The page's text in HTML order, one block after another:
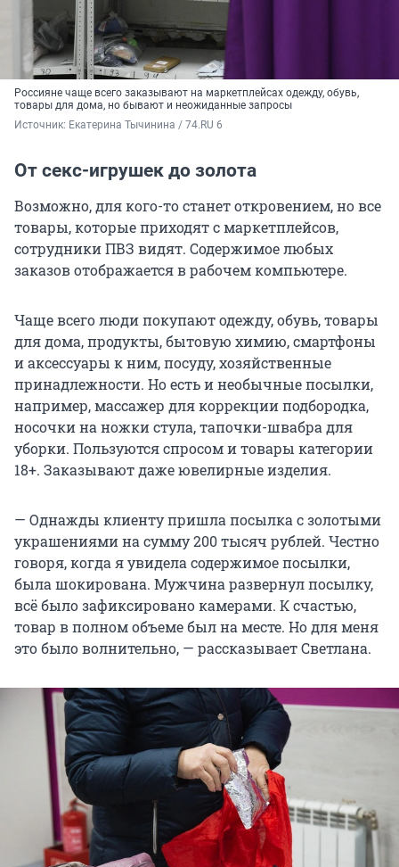
Россияне чаще всего заказывают на маркетплейсах одежду, обувь,
товары для дома, но бывают и неожиданные запросы
Источник: Екатерина Тычинина / 74.RU 6
От секс-игрушек до золота
Возможно, для кого-то станет откровением, но все
товары, которые приходят с маркетплейсов,
сотрудники ПВЗ видят. Содержимое любых
заказов отображается в рабочем компьютере.
Чаще всего люди покупают одежду, обувь, товары
для дома, продукты, бытовую химию, смартфоны
и аксессуары к ним, посуду, хозяйственные
принадлежности. Но есть и необычные посылки,
например, массажер для коррекции подбородка,
носочки на ножки стула, тапочки-швабра для
уборки. Пользуются спросом и товары категории
18+. Заказывают даже ювелирные изделия.
— Однажды клиенту пришла посылка с золотыми
украшениями на сумму 200 тысяч рублей. Честно
говоря, когда я увидела содержимое посылки,
была шокирована. Мужчина развернул посылку,
всё было зафиксировано камерами. К счастью,
товар в полном объеме был на месте. Но для меня
это было волнительно, — рассказывает Светлана.